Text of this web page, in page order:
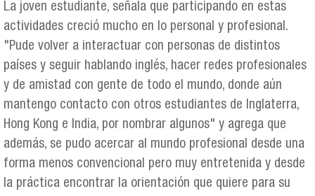
La joven estudiante, señala que participando en estas
actividades creció mucho en lo personal y profesional.
"Pude volver a interactuar con personas de distintos
países y seguir hablando inglés, hacer redes profesionales
y de amistad con gente de todo el mundo, donde aún
mantengo contacto con otros estudiantes de Inglaterra,
Hong Kong e India, por nombrar algunos" y agrega que
además, se pudo acercar al mundo profesional desde una
forma menos convencional pero muy entretenida y desde
la práctica encontrar la orientación que quiere para su